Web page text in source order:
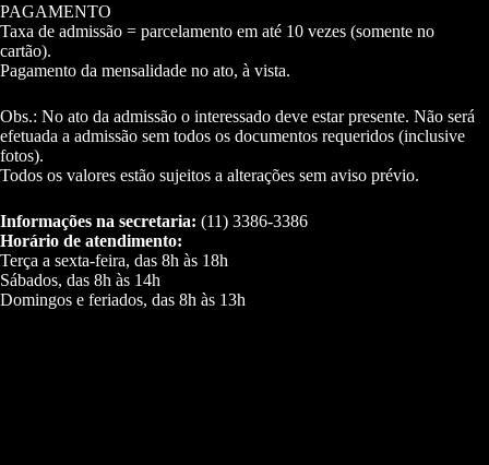
PAGAMENTO
Taxa de admissão = parcelamento em até 10 vezes (somente no
cartão).
Pagamento da mensalidade no ato, à vista.
Obs.: No ato da admissão o interessado deve estar presente. Não será
efetuada a admissão sem todos os documentos requeridos (inclusive
fotos).
Todos os valores estão sujeitos a alterações sem aviso prévio.
Informações na secretaria: (11) 3386-3386
Horário de atendimento:
Terça a sexta-feira, das 8h às 18h
Sábados, das 8h às 14h
Domingos e feriados, das 8h às 13h